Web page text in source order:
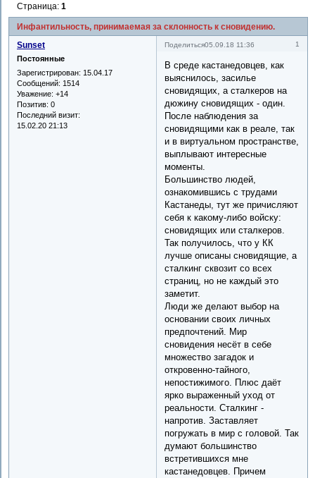
Инфантильность, принимаемая за склонность к сновидению.
Страница:1
Поделиться 1
05.09.18 11:36
Sunset
Постоянные
Зарегистрирован: 15.04.17
Сообщений: 1514
Уважение: +14
Позитив: 0
Последний визит:
15.02.20 21:13
В среде кастанедовцев, как
выяснилось, засилье
сновидящих, а сталкеров на
дюжину сновидящих - один.
После наблюдения за
сновидящими как в реале, так
и в виртуальном пространстве,
выплывают интересные
моменты.
Большинство людей,
ознакомившись с трудами
Кастанеды, тут же причисляют
себя к какому-либо войску:
сновидящих или сталкеров.
Так получилось, что у КК
лучше описаны сновидящие, а
сталкинг сквозит со всех
страниц, но не каждый это
заметит.
Люди же делают выбор на
основании своих личных
предпочтений. Мир
сновидения несёт в себе
множество загадок и
откровенно-тайного,
непостижимого. Плюс даёт
ярко выраженный уход от
реальности. Сталкинг -
напротив. Заставляет
погружать в мир с головой. Так
думают большинство
встретившихся мне
кастанедовцев. Причем